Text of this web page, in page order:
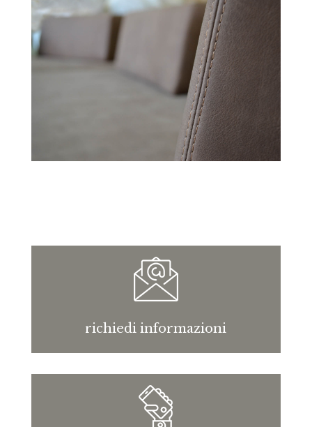
richiedi informazioni